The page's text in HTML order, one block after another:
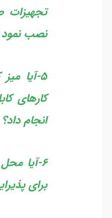
تجهیزات
نصب نمود
5-آیا
کارهای
انجام داد؟
6-آیا
برای